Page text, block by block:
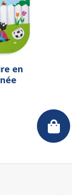
en